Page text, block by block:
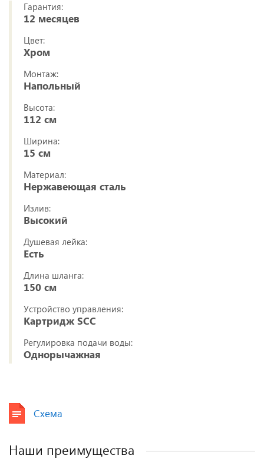
Гарантия:
12 месяцев
Цвет:
Хром
Монтаж:
Напольный
Высота:
112 см
Ширина:
15 см
Материал:
Нержавеющая сталь
Излив:
Высокий
Душевая лейка:
Есть
Длина шланга:
150 см
Устройство управления:
Картридж SCC
Регулировка подачи воды:
Однорычажная
Схема
Наши преимущества